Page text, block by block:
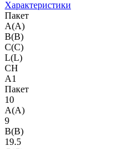
Характеристики
Пакет
A(A)
B(B)
C(C)
L(L)
CH
A1
Пакет
10
A(A)
9
B(B)
19.5